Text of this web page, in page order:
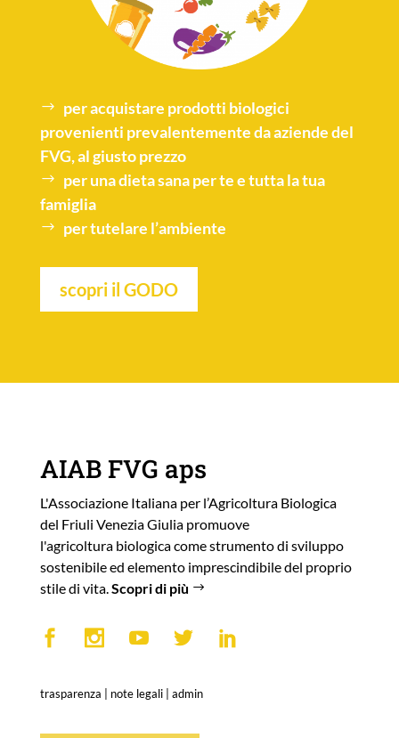
per acquistare prodotti biologici
provenienti prevalentemente da aziende del
FVG, al giusto prezzo
per unadieta sanaper te e tutta la tua
famiglia
per tutelare l’ambiente
scopri il GODO
AIAB FVG aps
L'Associazione Italiana per l’Agricoltura Biologica
del Friuli Venezia Giulia promuove
l'agricoltura biologica come strumento di sviluppo
sostenibile ed elemento imprescindibile del proprio
stile di vita. Scopri di più
trasparenza note legali| admin